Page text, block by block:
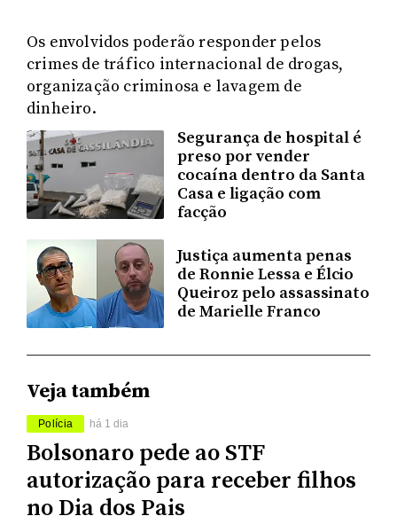
Os envolvidos poderão responder pelos
crimes de tráfico internacional de drogas,
organização criminosa e lavagem de
dinheiro.
Segurança de hospital é
preso por vender
cocaína dentro da Santa
Casa e ligação com
facção
Justiça aumenta penas
de Ronnie Lessa e Élcio
Queiroz pelo assassinato
de Marielle Franco
Veja também
Polícia há 1 dia
Bolsonaro pede ao STF
autorização para receber filhos
no Dia dos Pais